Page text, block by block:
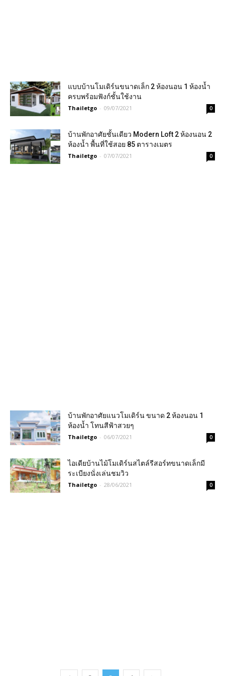
แบบบ้านโมเดิร์นขนาดเล็ก 2 ห้องนอน 1 ห้องน้ำ
ครบพร้อมฟังก์ชั้นใช้งาน
Thailetgo - 09/07/2021 0
บ้านพักอาศัยชั้นเดียว Modern Loft 2 ห้องนอน 2
ห้องน้ำ พื้นที่ใช้สอย 85 ตารางเมตร
Thailetgo - 07/07/2021 0
บ้านพักอาศัยแนวโมเดิร์น ขนาด 2 ห้องนอน 1
ห้องน้ำ โทนสีฟ้าสวยๆ
Thailetgo - 06/07/2021 0
ไอเดียบ้านไม้โมเดิร์นสไตล์รีสอร์ทขนาดเล็กมี
ระเบียงนั่งเล่นชมวิว
Thailetgo - 28/06/2021 0